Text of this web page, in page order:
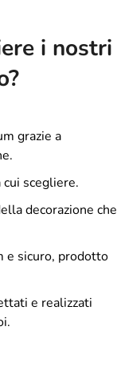
i nostri
grazie a
scegliere.
decorazione che
e sicuro, prodotto
e realizzati